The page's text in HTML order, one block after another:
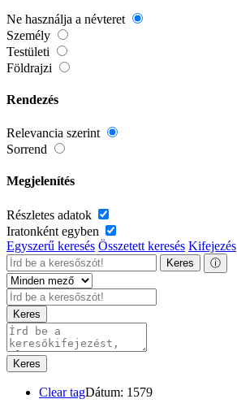
Ne használja a névteret
Személy
Testületi
Földrajzi
Rendezés
Relevancia szerint
Sorrend
Megjelenítés
Részletes adatok
Iratonként egyben
Egyszerű keresés Összetett keresés Kifejezés
Keres ⓘ
Keres
Keres
Clear tagDátum: 1579